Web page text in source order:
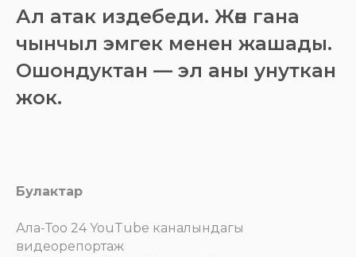
Ал атак издебеди. Жөн гана
чынчыл эмгек менен жашады.
Ошондуктан — эл аны унуткан
жок.
Булактар
Ала-Тоо 24 YouTube каналындагы
видеорепортаж